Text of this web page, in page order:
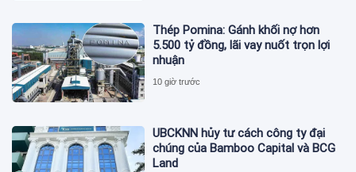
Thép Pomina: Gánh khối nợ hơn
5.500 tỷ đồng, lãi vay nuốt trọn lợi
nhuận
10 giờ trước
UBCKNN hủy tư cách công ty đại
chúng của Bamboo Capital và BCG
Land